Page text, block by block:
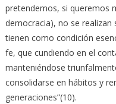
pretendemos, si queremos
democracia), no se
tienen como condición
fe, que cundiendo en el
manteniéndose
consolidarse en hábitos y
generaciones”(10).